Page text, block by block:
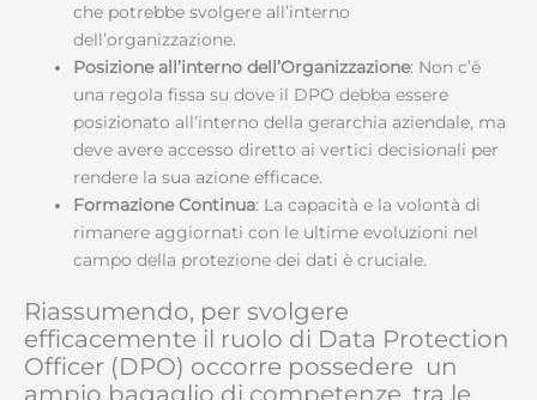
che potrebbe svolgere all’interno
dell’organizzazione.
Posizione all’interno dell’Organizzazione: Non c’è
una regola fissa su dove il DPO debba essere
posizionato all’interno della gerarchia aziendale, ma
deve avere accesso diretto ai vertici decisionali per
rendere la sua azione efficace.
Formazione Continua: La capacità e la volontà di
rimanere aggiornati con le ultime evoluzioni nel
campo della protezione dei dati è cruciale.
Riassumendo, per svolgere
efficacemente il ruolo di Data Protection
Officer (DPO) occorre possedere un